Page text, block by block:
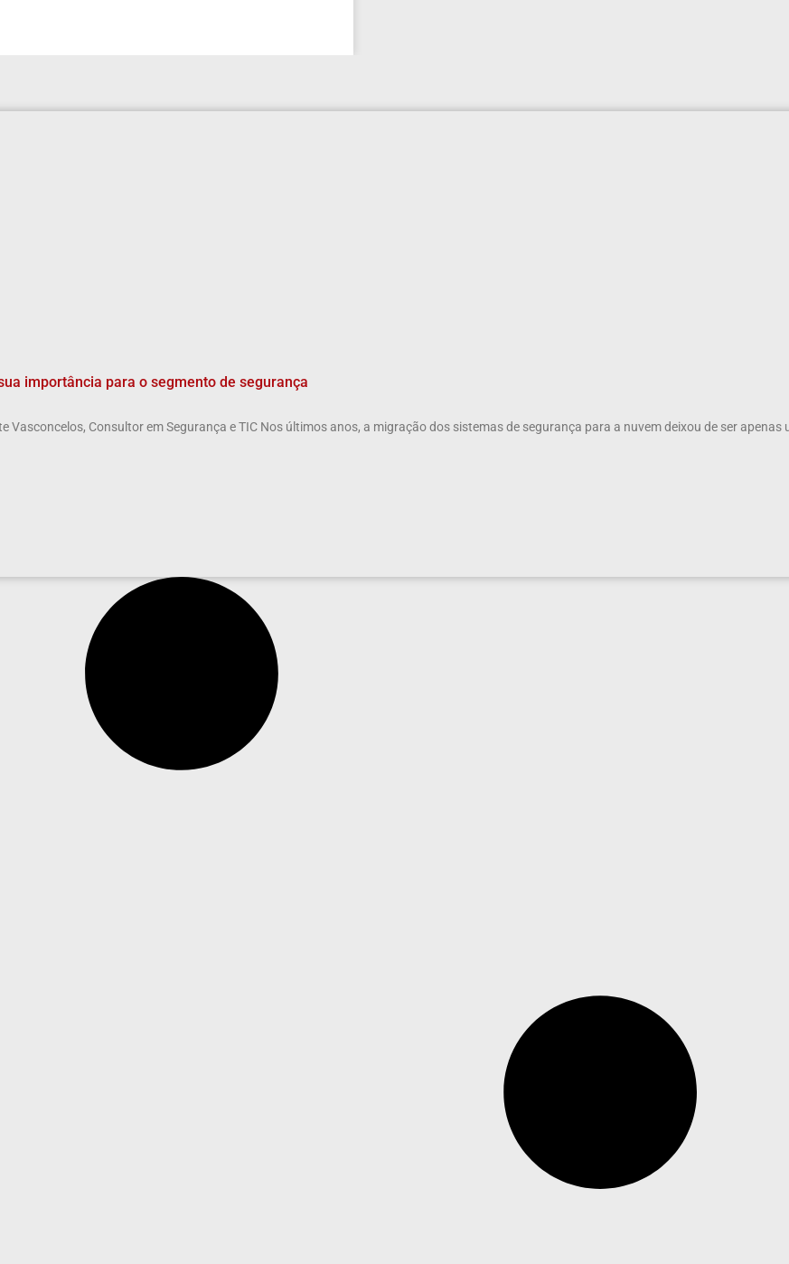
importância para o segmento de segurança
Vasconcelos, Consultor em Segurança e TIC Nos últimos anos, a migração dos sistemas de segurança para a nuvem deixou de ser apenas